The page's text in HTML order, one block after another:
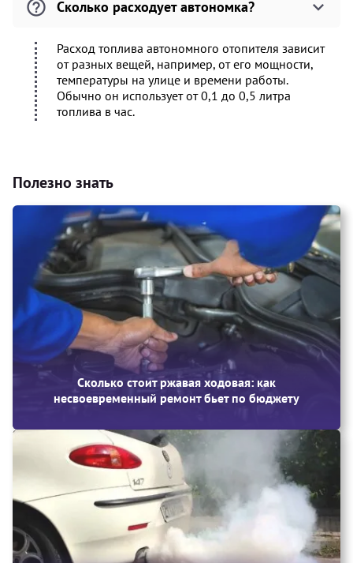
Сколько расходует автономка?
Расход топлива автономного отопителя зависит
от разных вещей, например, от его мощности,
температуры на улице и времени работы.
Обычно он использует от 0,1 до 0,5 литра
топлива в час.
Полезно знать
Сколько стоит ржавая ходовая: как
несвоевременный ремонт бьет по бюджету